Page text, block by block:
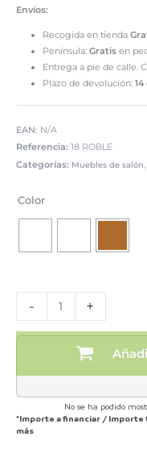
Envíos:
Recogida en tienda
Península: Gratisen
Entrega a pie de calle.
Plazo de devolución:
EAN: N/A
Referencia: 18 ROBLE
Categorías: Muebles de salón
Color
-
televisión
+
No se ha podido
*Importe a financiar / Importe
más